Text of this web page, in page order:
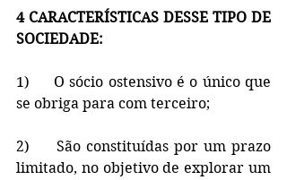
4 CARACTERÍSTICAS DESSE TIPO DE
SOCIEDADE:
1)     O sócio ostensivo é o único que
se obriga para com terceiro;
2)     São constituídas por um prazo
limitado, no objetivo de explorar um